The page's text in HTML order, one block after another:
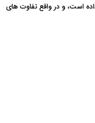
جای داده است، و در واقع تفاوت های